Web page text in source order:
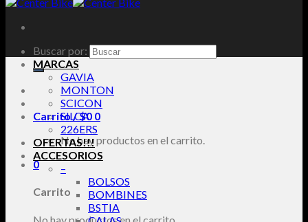
Buscar por:
Carrito /$0 0
No hay productos en el carrito.
0
Carrito
No hay productos en el carrito.
MARCAS
GAVIA
MONTON
SCICON
SILCA
226ERS
OFERTAS!!!
ACCESORIOS
–
BOLSOS
BOMBINES
BSTIA